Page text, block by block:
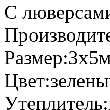
С
Размер:
Цвет:
Утеплитель: